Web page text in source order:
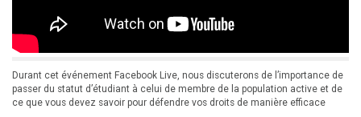
Durant cet événement Facebook Live, nous discuterons de l’importance de
passer du statut d’étudiant à celui de membre de la population active et de
ce que vous devez savoir pour défendre vos droits de manière efficace